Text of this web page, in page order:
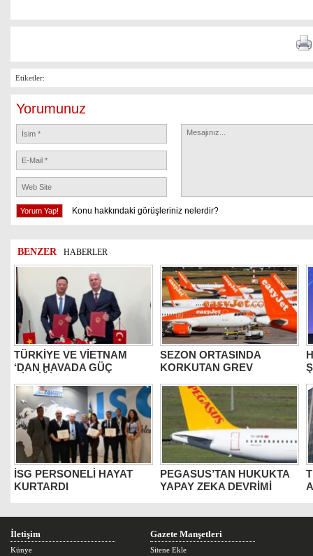
Etiketler:
Yorumunuz
Konu hakkındaki görüşleriniz nelerdir?
BENZER HABERLER
TÜRKİYE VE VİETNAM
‘DAN HAVADA GÜÇ
SEZON ORTASINDA
KORKUTAN GREV
İSG PERSONELİ HAYAT
KURTARDI
PEGASUS’TAN HUKUKTA
YAPAY ZEKA DEVRİMİ
İletişim
Künye
Gazete Manşetleri
Sitene Ekle